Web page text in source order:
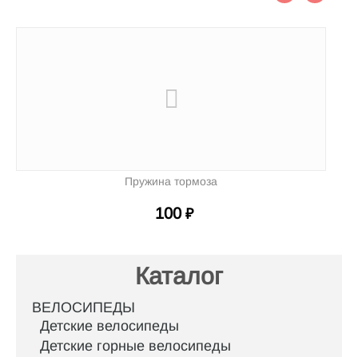
Пружина тормоза
100 ₽
Каталог
ВЕЛОСИПЕДЫ
Детские велосипеды
Детские горные велосипеды